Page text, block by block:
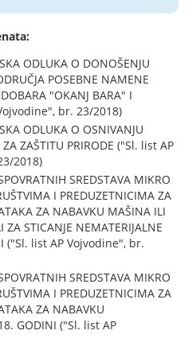
ODLUKA O DONOŠENJU
POSEBNE NAMENE
"OKANJ BARA" I
br. 23/2018)
ODLUKA O OSNIVANJU
ZAŠTITU PRIRODE ("Sl. list AP
2018)
SREDSTAVA MIKRO
I PREDUZETNICIMA ZA
ZA NABAVKU MAŠINA ILI
ZA STICANJE NEMATERIJALNE
("Sl. list AP Vojvodine", br.
SREDSTAVA MIKRO
I PREDUZETNICIMA ZA
ZA NABAVKU
GODINI ("Sl. list AP